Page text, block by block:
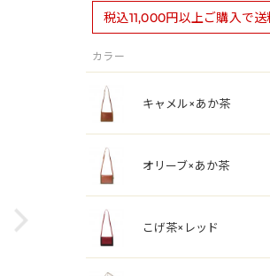
税込11,000円以上ご購入で
カラー
キャメル×あか茶
オリーブ×あか茶
こげ茶×レッド